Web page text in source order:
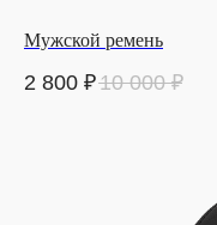
Мужской ремень
2 800 ₽10 000 ₽